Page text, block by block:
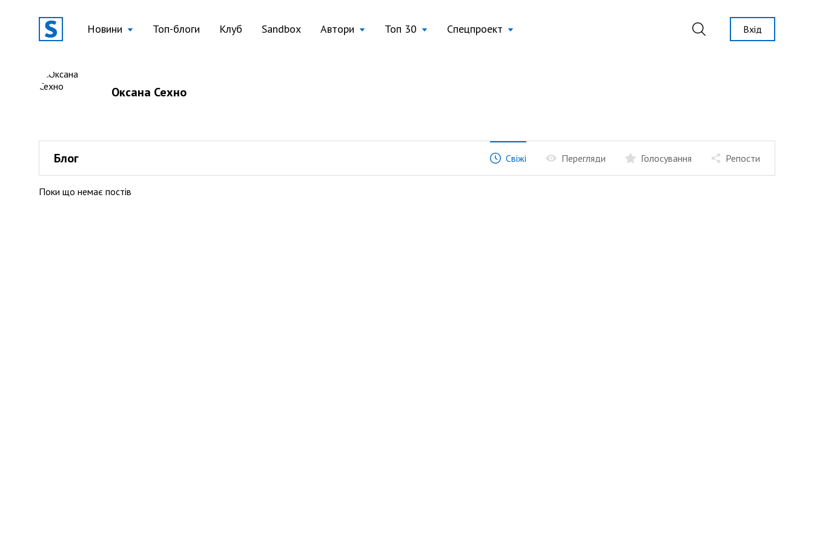
Новини Топ-блоги Клуб Sandbox Автори Топ 30 Спецпроект Вхід
Оксана Сехно
Блог Свіжі Перегляди Голосування Репости
Поки що немає постів